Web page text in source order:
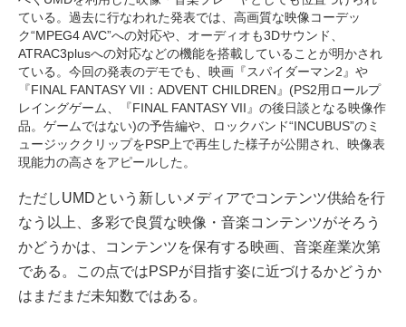
ている。過去に行なわれた発表では、高画質な映像コーデッ
ク“MPEG4 AVC”への対応や、オーディオも3Dサウンド、
ATRAC3plusへの対応などの機能を搭載していることが明かされ
ている。今回の発表のデモでも、映画『スパイダーマン2』や
『FINAL FANTASY VII：ADVENT CHILDREN』(PS2用ロールプ
レイングゲーム、『FINAL FANTASY VII』の後日談となる映像作
品。ゲームではない)の予告編や、ロックバンド“INCUBUS”のミ
ュージッククリップをPSP上で再生した様子が公開され、映像表
現能力の高さをアピールした。
ただしUMDという新しいメディアでコンテンツ供給を行
なう以上、多彩で良質な映像・音楽コンテンツがそろう
かどうかは、コンテンツを保有する映画、音楽産業次第
である。この点ではPSPが目指す姿に近づけるかどうか
はまだまだ未知数ではある。